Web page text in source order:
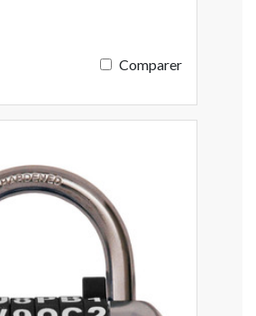
Comparer